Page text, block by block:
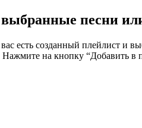
выбранные песни
вас есть созданный плейлист и
на кнопку “Добавить в